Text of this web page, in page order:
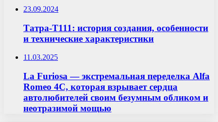
23.09.2024
Татра-Т111: история создания, особенности
и технические характеристики
11.03.2025
La Furiosa — экстремальная переделка Alfa
Romeo 4C, которая взрывает сердца
автолюбителей своим безумным обликом и
неотразимой мощью